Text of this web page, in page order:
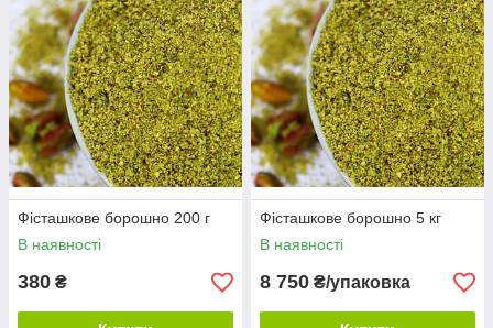
Фісташкове борошно 200 г
В наявності
380 ₴
Фісташкове борошно 5 кг
В наявності
8 750 ₴/упаковка